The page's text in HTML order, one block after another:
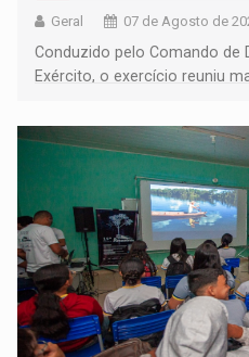
Geral 07 de Agosto de
Conduzido pelo Comando de
Exército, o exercício reuniu